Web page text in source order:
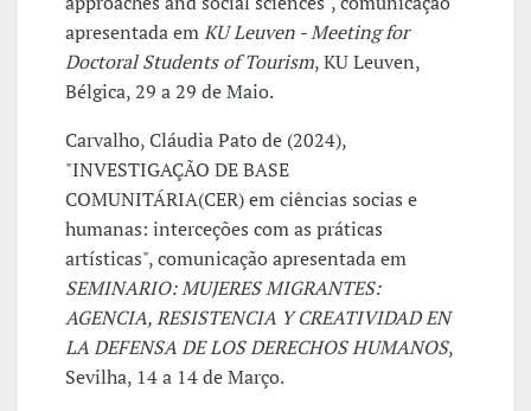
apresentada emKU Leuven - Meeting for
Doctoral Students of Tourism, KU Leuven,
Bélgica, 29 a 29 de Maio.
Carvalho, Cláudia Pato de (2024),
"INVESTIGAÇÃO DE BASE
COMUNITÁRIA(CER) em ciências socias e
humanas: interceções com as práticas
artísticas", comunicação apresentada em
SEMINARIO: MUJERES MIGRANTES:
AGENCIA, RESISTENCIA Y CREATIVIDAD EN
LA DEFENSA DE LOS DERECHOS HUMANOS,
Sevilha, 14 a 14 de Março.